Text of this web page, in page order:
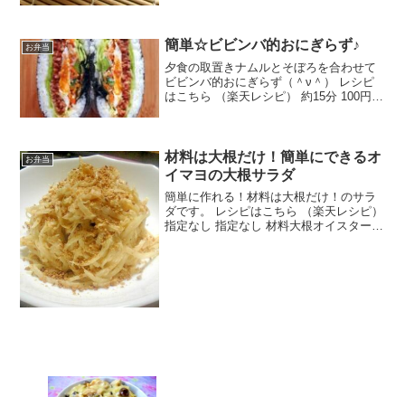
お弁当 簡単☆ビビンバ的おにぎらず♪
夕食の取置きナムルとそぼろを合わせて
ビビンバ的おにぎらず（＾ν＾） レシピ
はこちら （楽天レシピ） 約15分 100円以
レビュー
お弁当
材料は大根だけ！簡単にできるオ
イマヨの大根サラダ
簡単に作れる！材料は大根だけ！のサラ
ダです。 レシピはこちら （楽天レシピ）
指定なし 指定なし 材料大根オイスターソ